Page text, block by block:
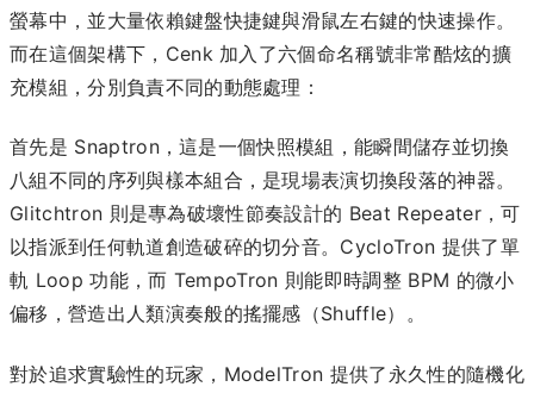
螢幕中，並大量依賴鍵盤快捷鍵與滑鼠左右鍵的快速操作。
而在這個架構下，Cenk 加入了六個命名稱號非常酷炫的擴
充模組，分別負責不同的動態處理：
首先是 Snaptron，這是一個快照模組，能瞬間儲存並切換
八組不同的序列與樣本組合，是現場表演切換段落的神器。
Glitchtron 則是專為破壞性節奏設計的 Beat Repeater，可
以指派到任何軌道創造破碎的切分音。CycloTron 提供了單
軌 Loop 功能，而 TempoTron 則能即時調整 BPM 的微小
偏移，營造出人類演奏般的搖擺感（Shuffle）。
對於追求實驗性的玩家，ModelTron 提供了永久性的隨機化